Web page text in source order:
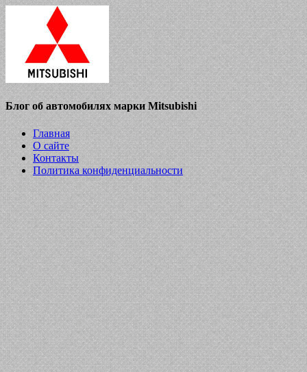
Блог об автомобилях марки Mitsubishi
Главная
О сайте
Контакты
Политика конфиденциальности